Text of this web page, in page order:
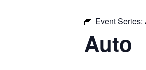
Event Series:
Auto